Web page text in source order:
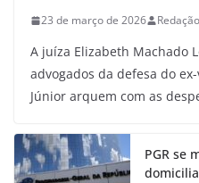
23 de março de 2026 Redação
A juíza Elizabeth Machado
advogados da defesa do
Júnior arquem com as
PGR se